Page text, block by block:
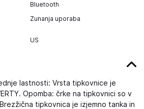
Bluetooth
Zunanja uporaba
US
lastnosti: Vrsta tipkovnice je
Opomba: črke na tipkovnici so v
tipkovnica je izjemno tanka in